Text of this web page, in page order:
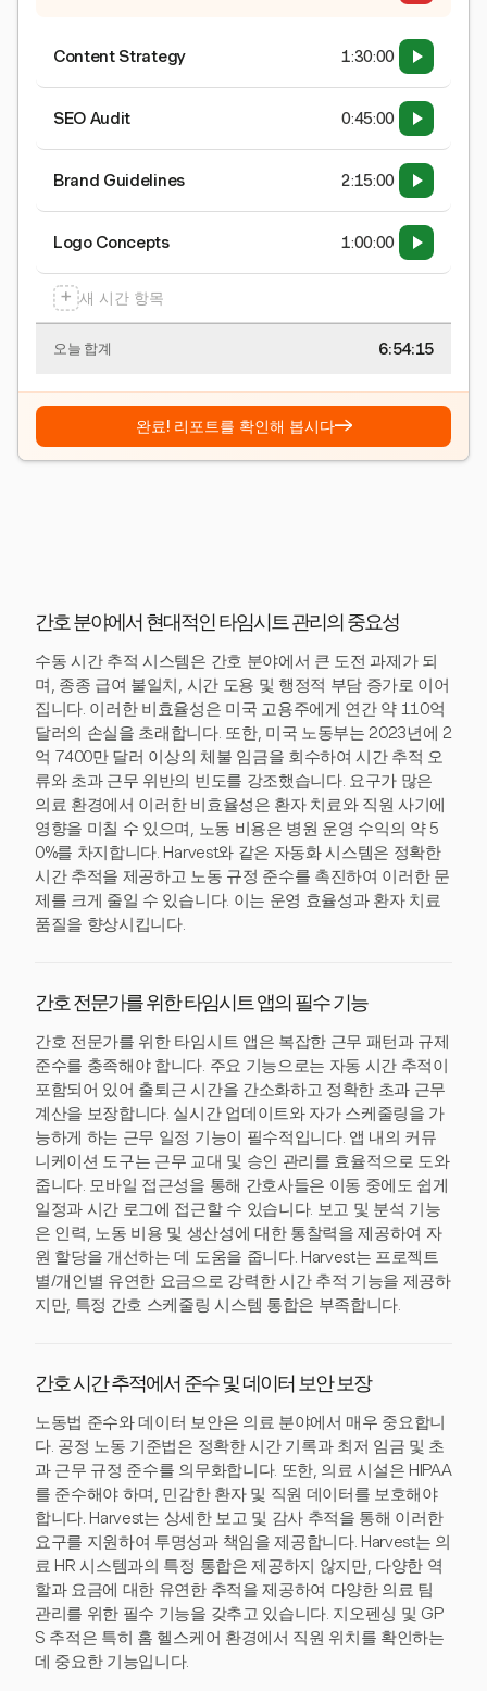
Content Strategy 1:30:00
SEO Audit 0:45:00
Brand Guidelines 2:15:00
Logo Concepts 1:00:00
+ 새 시간 항목
오늘 합계 6:54:15
완료! 리포트를 확인해 봅시다→
간호 분야에서 현대적인 타임시트 관리의 중요성
수동 시간 추적 시스템은 간호 분야에서 큰 도전 과제가 되
며, 종종 급여 불일치, 시간 도용 및 행정적 부담 증가로 이어
집니다. 이러한 비효율성은 미국 고용주에게 연간 약 110억
달러의 손실을 초래합니다. 또한, 미국 노동부는 2023년에 2
억 7400만 달러 이상의 체불 임금을 회수하여 시간 추적 오
류와 초과 근무 위반의 빈도를 강조했습니다. 요구가 많은
의료 환경에서 이러한 비효율성은 환자 치료와 직원 사기에
영향을 미칠 수 있으며, 노동 비용은 병원 운영 수익의 약 5
0%를 차지합니다. Harvest와 같은 자동화 시스템은 정확한
시간 추적을 제공하고 노동 규정 준수를 촉진하여 이러한 문
제를 크게 줄일 수 있습니다. 이는 운영 효율성과 환자 치료
품질을 향상시킵니다.
간호 전문가를 위한 타임시트 앱의 필수 기능
간호 전문가를 위한 타임시트 앱은 복잡한 근무 패턴과 규제
준수를 충족해야 합니다. 주요 기능으로는 자동 시간 추적이
포함되어 있어 출퇴근 시간을 간소화하고 정확한 초과 근무
계산을 보장합니다. 실시간 업데이트와 자가 스케줄링을 가
능하게 하는 근무 일정 기능이 필수적입니다. 앱 내의 커뮤
니케이션 도구는 근무 교대 및 승인 관리를 효율적으로 도와
줍니다. 모바일 접근성을 통해 간호사들은 이동 중에도 쉽게
일정과 시간 로그에 접근할 수 있습니다. 보고 및 분석 기능
은 인력, 노동 비용 및 생산성에 대한 통찰력을 제공하여 자
원 할당을 개선하는 데 도움을 줍니다. Harvest는 프로젝트
별/개인별 유연한 요금으로 강력한 시간 추적 기능을 제공하
지만, 특정 간호 스케줄링 시스템 통합은 부족합니다.
간호 시간 추적에서 준수 및 데이터 보안 보장
노동법 준수와 데이터 보안은 의료 분야에서 매우 중요합니
다. 공정 노동 기준법은 정확한 시간 기록과 최저 임금 및 초
과 근무 규정 준수를 의무화합니다. 또한, 의료 시설은 HIPAA
를 준수해야 하며, 민감한 환자 및 직원 데이터를 보호해야
합니다. Harvest는 상세한 보고 및 감사 추적을 통해 이러한
요구를 지원하여 투명성과 책임을 제공합니다. Harvest는 의
료 HR 시스템과의 특정 통합은 제공하지 않지만, 다양한 역
할과 요금에 대한 유연한 추적을 제공하여 다양한 의료 팀
관리를 위한 필수 기능을 갖추고 있습니다. 지오펜싱 및 GP
S 추적은 특히 홈 헬스케어 환경에서 직원 위치를 확인하는
데 중요한 기능입니다.